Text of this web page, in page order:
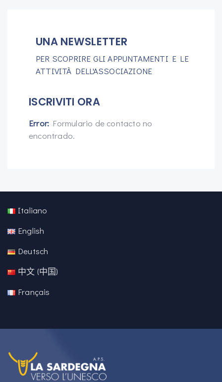
UNA NEWSLETTER
PER SCOPRIRE GLI APPUNTAMENTI E LE
ATTIVITÀ DELL'ASSOCIAZIONE
ISCRIVITI ORA
Error: Formulario de contacto no
encontrado.
Italiano
English
Deutsch
中文 (中国)
Français